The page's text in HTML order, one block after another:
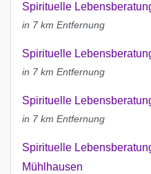
Spirituelle
in 7 km Entfernung
Spirituelle
in 7 km Entfernung
Spirituelle
in 7 km Entfernung
Spirituelle
Mühlhausen